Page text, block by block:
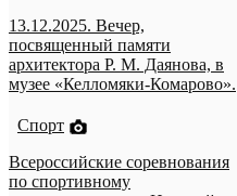
13.12.2025. Вечер,
посвященный памяти
архитектора Р. М. Даянова, в
музее «Келломяки-Комарово».
Спорт
Всероссийские соревнования
по спортивному